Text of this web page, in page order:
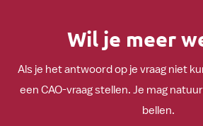
Wil je meer
Als je het antwoord op je vraag niet
een CAO-vraag stellen. Je mag
bellen.